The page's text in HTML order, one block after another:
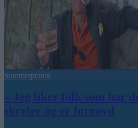
Sommerpraten
– Jeg liker folk som har
skryter og er fornøyd